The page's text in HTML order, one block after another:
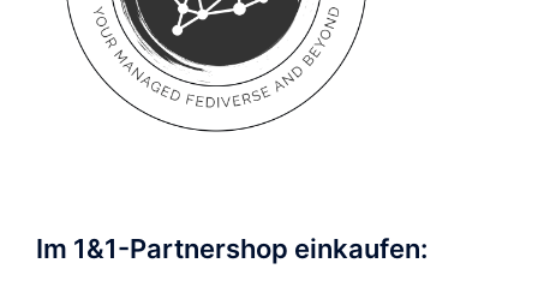
Im 1&1-Partnershop einkaufen: